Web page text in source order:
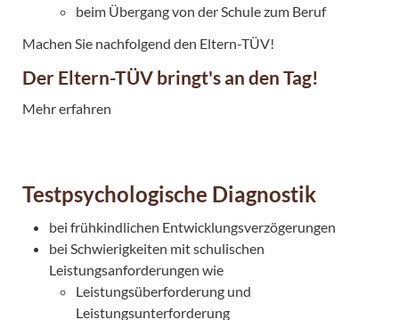
beim Übergang von der Schule zum Beruf
Machen Sie nachfolgend den Eltern-TÜV!
Der Eltern-TÜV bringt's an den Tag!
Mehr erfahren
Testpsychologische Diagnostik
bei frühkindlichen Entwicklungsverzögerungen
bei Schwierigkeiten mit schulischen
Leistungsanforderungen wie
Leistungsüberforderung und
Leistungsunterforderung